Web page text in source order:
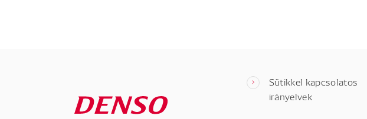
Sütikkel kapcsolatos
irányelvek